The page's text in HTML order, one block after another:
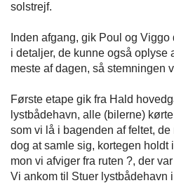
solstrejf.
Inden afgang, gik Poul og
i detaljer, de kunne også
meste af dagen, så stemningen
Første etape gik fra Hald
lystbådehavn, alle (bilerne)
som vi lå i bagenden af feltet,
dog at samle sig, kortegen holdt
mon vi afviger fra ruten ?, der
Vi ankom til Stuer lystbådehavn